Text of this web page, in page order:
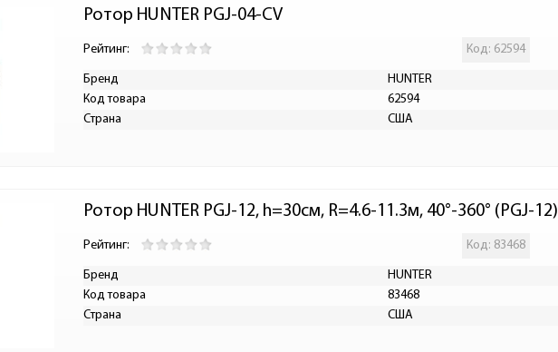
Ротор HUNTER PGJ-04-CV
Рейтинг: Код: 62594
Бренд
HUNTER
Код товара
62594
Страна
США
Ротор HUNTER PGJ-12, h=30см, R=4.6-11.3м, 40°-360° (PGJ-12)
Рейтинг: Код: 83468
Бренд
HUNTER
Код товара
83468
Страна
США